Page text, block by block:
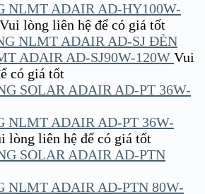
NLMT ADAIR AD-HY100W-
Vui lòng liên hệ để có giá tốt
ĐÈN
ADAIR AD-SJ90W-120W Vui
có giá tốt
NLMT ADAIR AD-PT 36W-
lòng liên hệ để có giá tốt
NLMT ADAIR AD-PTN 80W-